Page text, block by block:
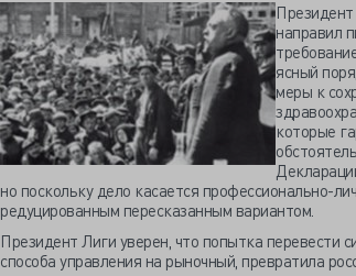
направил
ясный
меры к
которые
но поскольку дело касается профессионально-
редуцированным пересказанным вариантом.
Президент Лиги уверен, что попытка перевести
способа управления на рыночный, превратила